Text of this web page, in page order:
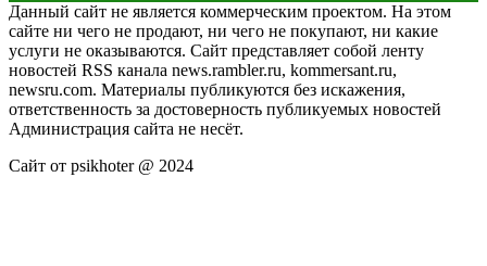
Данный сайт не является коммерческим проектом. На этом
сайте ни чего не продают, ни чего не покупают, ни какие
услуги не оказываются. Сайт представляет собой ленту
новостей RSS канала news.rambler.ru, kommersant.ru,
newsru.com. Материалы публикуются без искажения,
ответственность за достоверность публикуемых новостей
Администрация сайта не несёт.
Сайт от psikhoter @ 2024